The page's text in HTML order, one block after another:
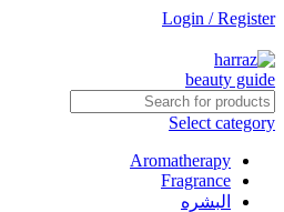
Login / Register
Select category
Aromatherapy
Fragrance
البشره